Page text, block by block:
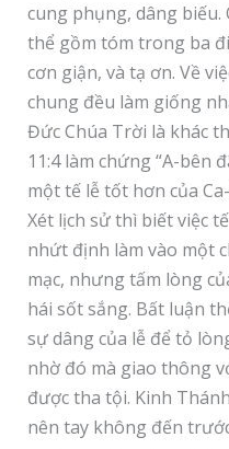
cung phụng, dâng biếu.
thể gồm tóm trong ba
cơn giận, và tạ ơn. Về
chung đều làm giống
Đức Chúa Trời là khác
11:4 làm chứng “A-bên
một tế lễ tốt hơn của
Xét lịch sử thì biết việc
nhứt định làm vào một
mạc, nhưng tấm lòng
hái sốt sắng. Bất luận
sự dâng của lễ để tỏ
nhờ đó mà giao thông
được tha tội. Kinh
nên tay không đến